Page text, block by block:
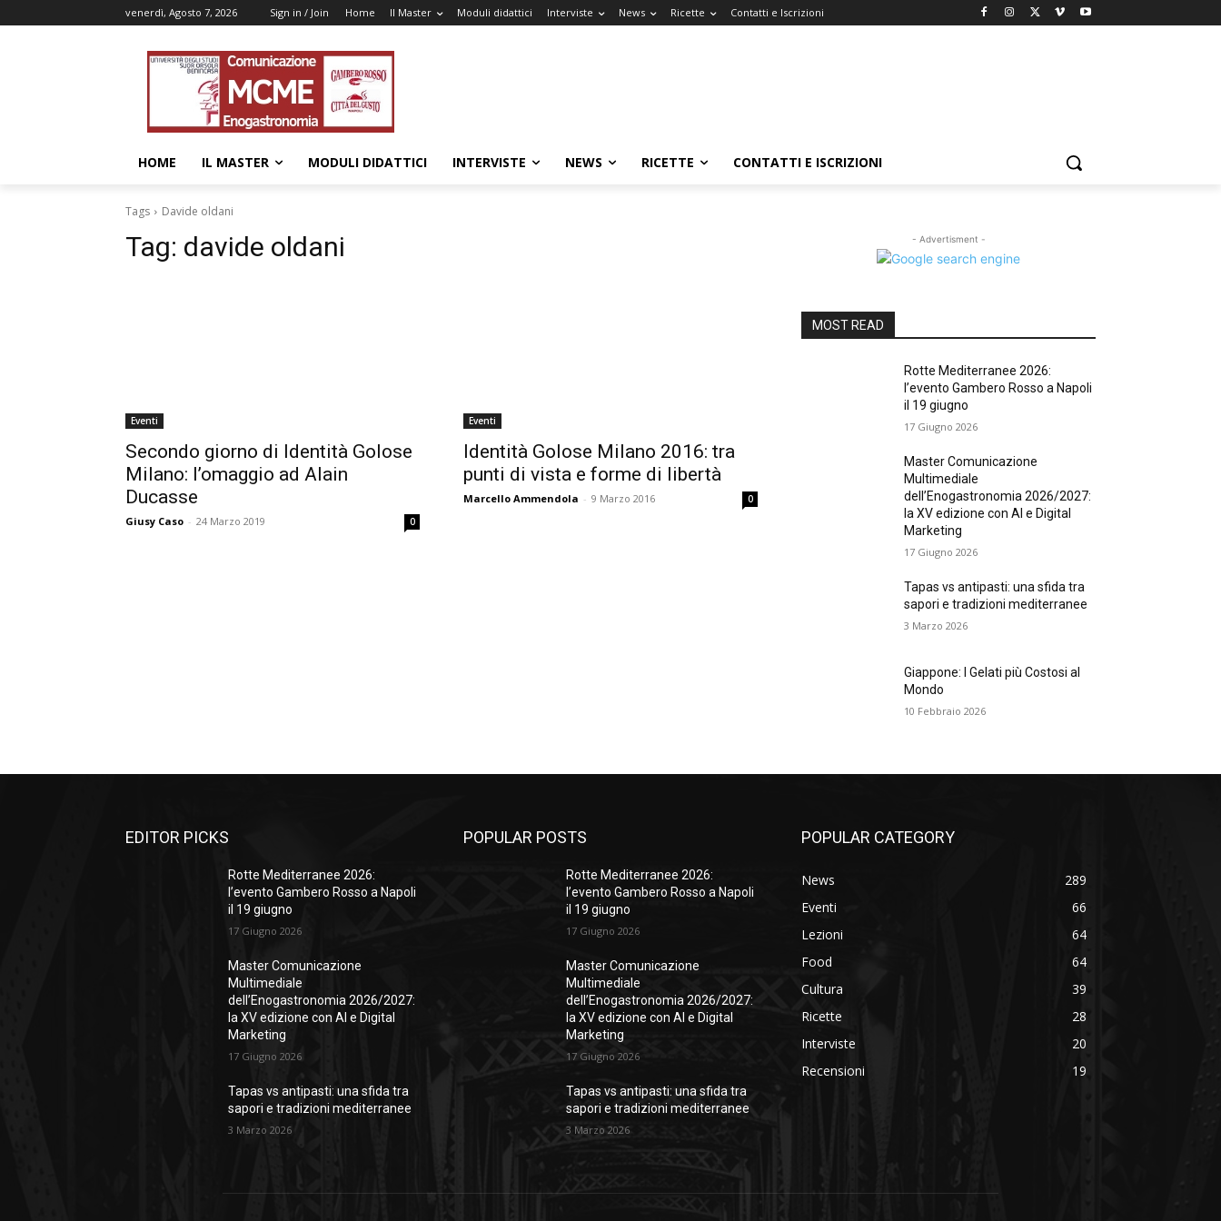
venerdì, Agosto 7, 2026 Sign in / Join Home Il Master Moduli didattici Interviste News Ricette Contatti e Iscrizioni
HOME IL MASTER MODULI DIDATTICI INTERVISTE NEWS RICETTE CONTATTI E ISCRIZIONI
Tags Davide oldani
Tag: davide oldani
Eventi
Secondo giorno di Identità Golose
Milano: l’omaggio ad Alain
Ducasse
Giusy Caso - 24 Marzo 2019 0
Eventi
Identità Golose Milano 2016: tra
punti di vista e forme di libertà
Marcello Ammendola - 9 Marzo 2016 0
- Advertisment -
MOST READ
Rotte Mediterranee 2026:
l’evento Gambero Rosso a Napoli
il 19 giugno
17 Giugno 2026
Master Comunicazione
Multimediale
dell’Enogastronomia 2026/2027:
la XV edizione con AI e Digital
Marketing
17 Giugno 2026
Tapas vs antipasti: una sfida tra
sapori e tradizioni mediterranee
3 Marzo 2026
Giappone: I Gelati più Costosi al
Mondo
10 Febbraio 2026
EDITOR PICKS
Rotte Mediterranee 2026:
l’evento Gambero Rosso a Napoli
il 19 giugno
17 Giugno 2026
Master Comunicazione
Multimediale
dell’Enogastronomia 2026/2027:
la XV edizione con AI e Digital
Marketing
17 Giugno 2026
Tapas vs antipasti: una sfida tra
sapori e tradizioni mediterranee
3 Marzo 2026
POPULAR POSTS
Rotte Mediterranee 2026:
l’evento Gambero Rosso a Napoli
il 19 giugno
17 Giugno 2026
Master Comunicazione
Multimediale
dell’Enogastronomia 2026/2027:
la XV edizione con AI e Digital
Marketing
17 Giugno 2026
Tapas vs antipasti: una sfida tra
sapori e tradizioni mediterranee
3 Marzo 2026
POPULAR CATEGORY
News
289
Eventi
66
Lezioni
64
Food
64
Cultura
39
Ricette
28
Interviste
20
Recensioni
19